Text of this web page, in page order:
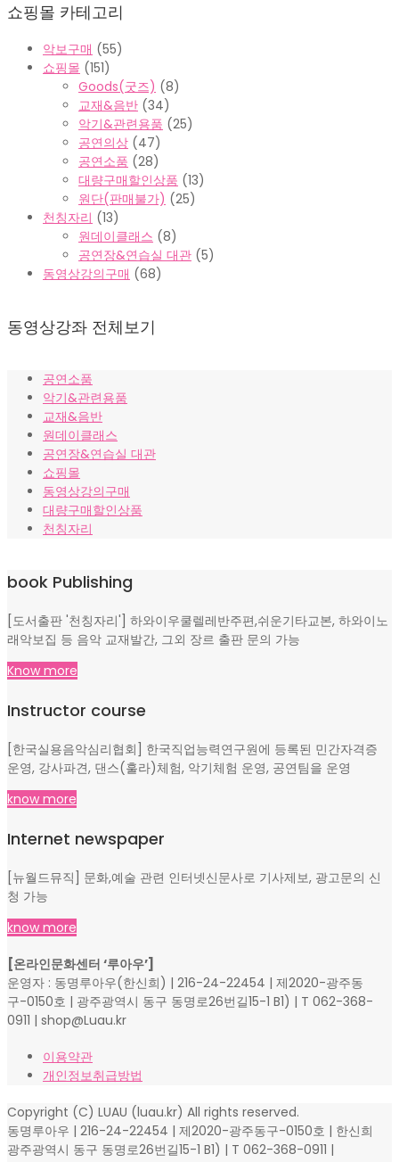
격:
격:
쇼핑몰 카테고리
악보구매 (55)
쇼핑몰 (151)
Goods(굿즈) (8)
교재&음반 (34)
악기&관련용품 (25)
공연의상 (47)
공연소품 (28)
대량구매할인상품 (13)
원단(판매불가) (25)
천칭자리 (13)
원데이클래스 (8)
공연장&연습실 대관 (5)
동영상강의구매 (68)
동영상강좌 전체보기
공연소품
악기&관련용품
교재&음반
원데이클래스
공연장&연습실 대관
쇼핑몰
동영상강의구매
대량구매할인상품
천칭자리
book Publishing
[도서출판 '천칭자리'] 하와이우쿨렐레반주편,쉬운기타교본, 하와이노
래악보집 등 음악 교재발간, 그외 장르 출판 문의 가능
Know more
Instructor course
[한국실용음악심리협회] 한국직업능력연구원에 등록된 민간자격증
운영, 강사파견, 댄스(훌라)체험, 악기체험 운영, 공연팀을 운영
know more
Internet newspaper
[뉴월드뮤직] 문화,예술 관련 인터넷신문사로 기사제보, 광고문의 신
청 가능
know more
[온라인문화센터 ‘루아우’]
운영자 : 동명루아우(한신희) | 216-24-22454 | 제2020-광주동
구-0150호 | 광주광역시 동구 동명로26번길15-1 B1) | T 062-368-
0911 | shop@Luau.kr
이용약관
개인정보취급방법
Copyright (C) LUAU (luau.kr) All rights reserved.
동명루아우 | 216-24-22454 | 제2020-광주동구-0150호 | 한신희
광주광역시 동구 동명로26번길15-1 B1) | T 062-368-0911 |